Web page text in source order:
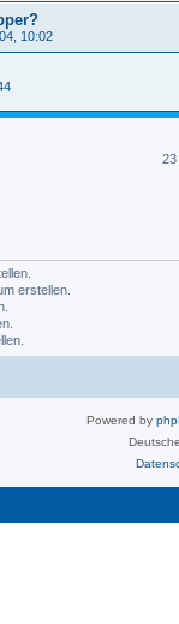
10:02
23
erstellen.
Powered by